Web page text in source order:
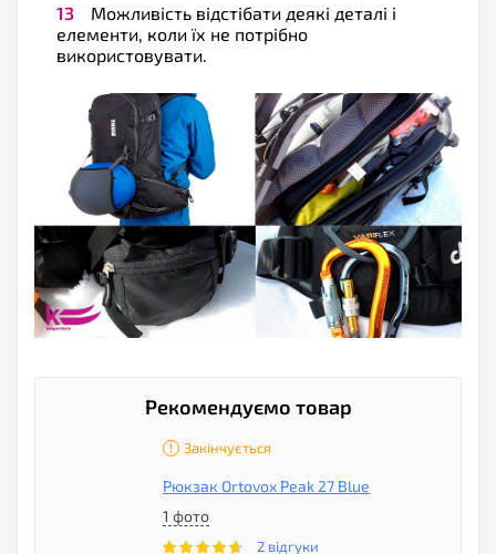
Можливість відстібати деякі деталі і
елементи, коли їх не потрібно
використовувати.
Рекомендуємо товар
1 фото
Рюкзак Ortovox Peak 27 Blue
2 відгуки
Закінчується